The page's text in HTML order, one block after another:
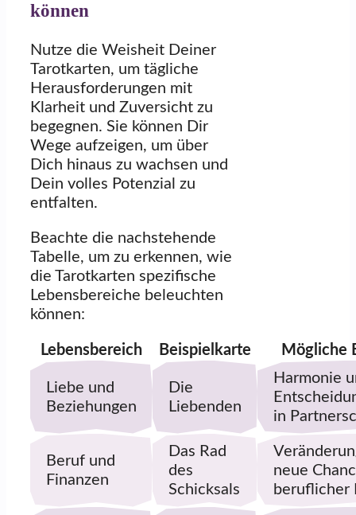
können
Nutze die Weisheit Deiner
Tarotkarten, um tägliche
Herausforderungen mit
Klarheit und Zuversicht zu
begegnen. Sie können Dir
Wege aufzeigen, um über
Dich hinaus zu wachsen und
Dein volles Potenzial zu
entfalten.
Beachte die nachstehende
Tabelle, um zu erkennen, wie
die Tarotkarten spezifische
Lebensbereiche beleuchten
können:
Lebensbereich Beispielkarte Mögliche
Liebe und
Beziehungen
Die
Liebenden
Harmonie
in
Beruf und
Finanzen
Das Rad
des
Schicksals
neue
beruflicher